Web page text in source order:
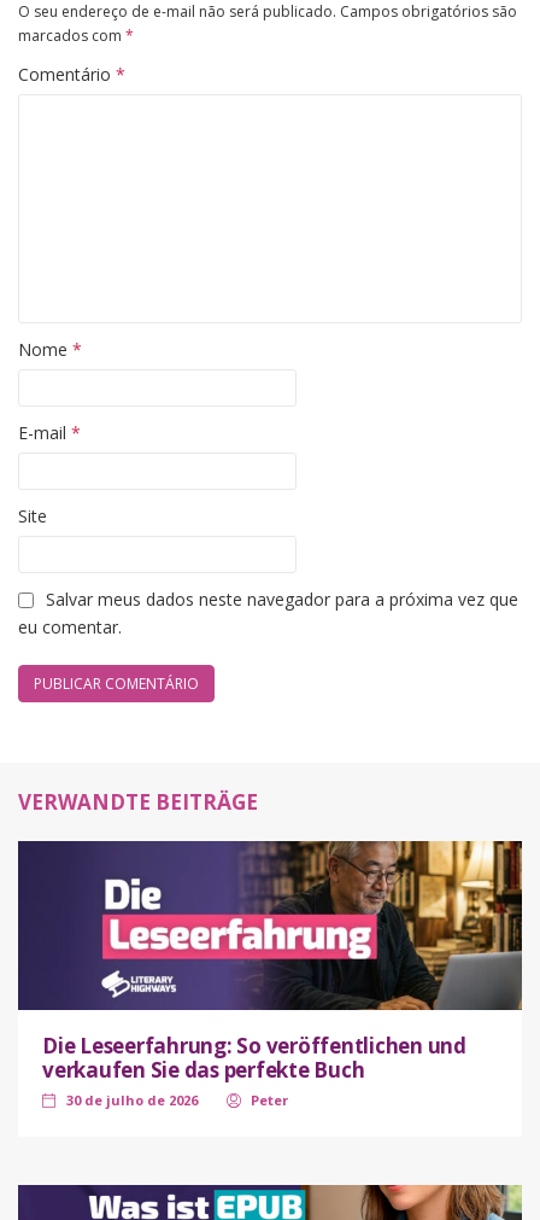
O seu endereço de e-mail não será publicado. Campos obrigatórios são
marcados com *
Comentário *
Nome *
E-mail *
Site
Salvar meus dados neste navegador para a próxima vez que
eu comentar.
VERWANDTE BEITRÄGE
Die Leseerfahrung: So veröffentlichen und
verkaufen Sie das perfekte Buch
30 de julho de 2026 Peter